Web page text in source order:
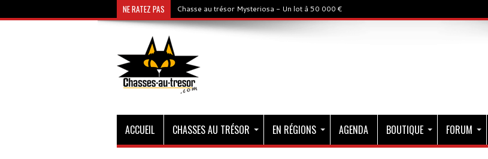
NE RATEZ PAS Chasse au trésor Mysteriosa - Un lot à 50 000 €
ACCUEIL CHASSES AU TRÉSOR EN RÉGIONS AGENDA BOUTIQUE FORUM